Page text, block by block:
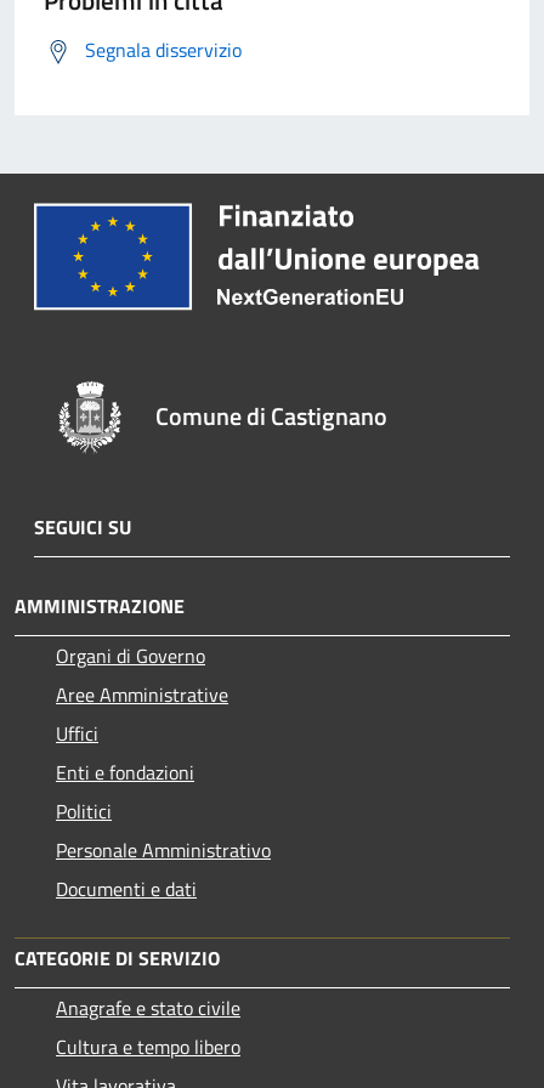
Segnala disservizio
Comune di Castignano
SEGUICI SU
AMMINISTRAZIONE
Organi di Governo
Aree Amministrative
Uffici
Enti e fondazioni
Politici
Personale Amministrativo
Documenti e dati
CATEGORIE DI SERVIZIO
Anagrafe e stato civile
Cultura e tempo libero